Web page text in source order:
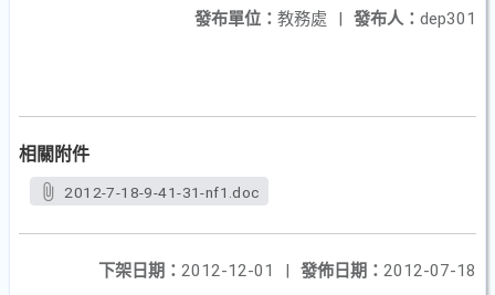
發布人： dep301
發布單位： 教務處 |
相關附件
2012-7-18-9-41-31-nf1.doc
發佈日期： 2012-07-18
下架日期： 2012-12-01
|